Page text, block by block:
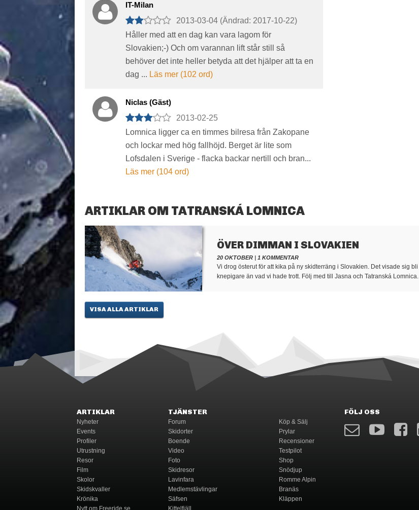
IT-Milan
2013-03-04 (Ändrad: 2017-10-22)
Håller med att en dag kan vara lagom för
Slovakien;-) Och om varannan lift står still så
behöver det inte heller betyda att det hjälper att ta en
dag ... Läs mer (102 ord)
Niclas (Gäst)
2013-02-25
Lomnica ligger ca en timmes bilresa från Zakopane
och lockar med hög fallhöjd. Berget är lite som
Lofsdalen i Sverige - flacka backar nertill och bran...
Läs mer (104 ord)
ARTIKLAR OM TATRANSKÁ LOMNICA
ÖVER DIMMAN I SLOVAKIEN
20 OKTOBER | 1 KOMMENTAR
Vi drog österut för att kika på ny skidterräng i Slovakien. Det visade sig bli
knepigare än vad vi hade trott. Följ med till Jasna och Tatranská Lomnica.
VISA ALLA ARTIKLAR
ARTIKLAR
Nyheter
Events
Profiler
Utrustning
Resor
Film
Skolor
Skidskvaller
Krönika
Nytt om Freeride.se
TJÄNSTER
Forum
Skidorter
Boende
Video
Foto
Skidresor
Lavinfara
Medlemstävlingar
Säfsen
Kittelfjäll
Köp & Sälj
Prylar
Recensioner
Testpilot
Shop
Snödjup
Romme Alpin
Branäs
Kläppen
FÖLJ OSS